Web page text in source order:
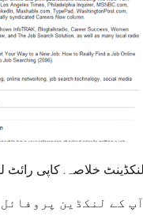
لنکڈینٹ خلاصہ. کاپی رائٹ
آپ کے لنکڈین